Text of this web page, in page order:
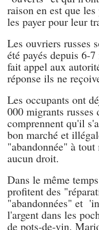
raison en est que
les payer pour leur
Les ouvriers russes
été payés depuis 6-
fait appel aux
réponse ils ne
Les occupants ont
000 migrants
comprennent qu'il
bon marché et
"abandonnée" à
aucun droit.
Dans le même
profitent des
"abandonnées" et
l'argent dans les
de pots-de-vin.